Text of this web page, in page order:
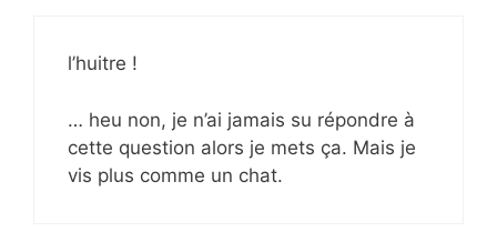
l’huitre !
… heu non, je n’ai jamais su répondre à
cette question alors je mets ça. Mais je
vis plus comme un chat.